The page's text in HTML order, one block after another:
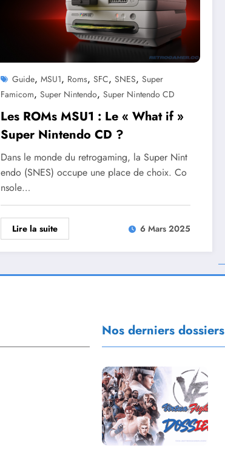
Guide,MSU1, Roms,SFC,SNES,Super
Famicom,Super Nintendo,Super Nintendo CD
Les ROMs MSU1 : Le « What if »
Super Nintendo CD ?
Dans le monde du retrogaming, la Super Nint
endo (SNES) occupe une place de choix. Co
nsole…
Lire la suite 6 Mars 2025
Nos derniers dossiers